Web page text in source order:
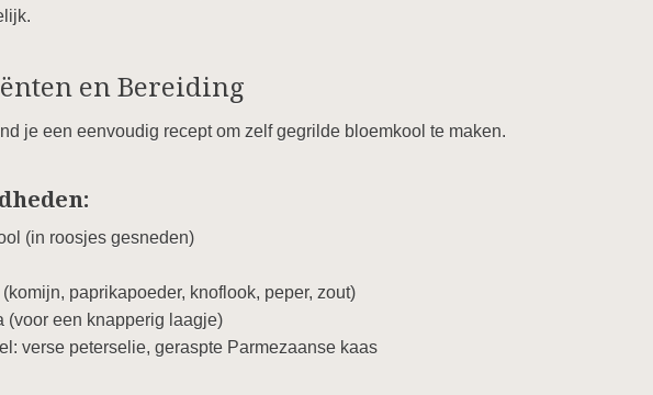
en Bereiding
je een eenvoudig recept om zelf gegrilde bloemkool te maken.
(in roosjes gesneden)
paprikapoeder, knoflook, peper, zout)
(voor een knapperig laagje)
verse peterselie, geraspte Parmezaanse kaas